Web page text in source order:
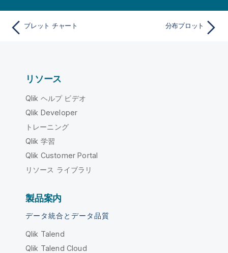
ブレット チャート 分布プロット
リソース
Qlik ヘルプ ビデオ
Qlik Developer
トレーニング
Qlik 学習
Qlik Customer Portal
リソース ライブラリ
製品案内
データ統合とデータ品質
Qlik Talend
Qlik Talend Cloud